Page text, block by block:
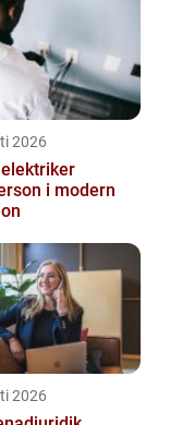
2026
i modern
2026